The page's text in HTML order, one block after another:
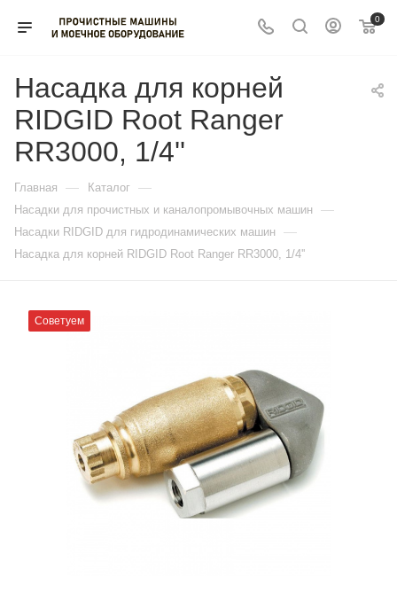
0
Насадка для корней
RIDGID Root Ranger
RR3000, 1/4''
Главная — Каталог —
Насадки для прочистных и каналопромывочных машин —
Насадки RIDGID для гидродинамических машин —
Насадка для корней RIDGID Root Ranger RR3000, 1/4''
Советуем